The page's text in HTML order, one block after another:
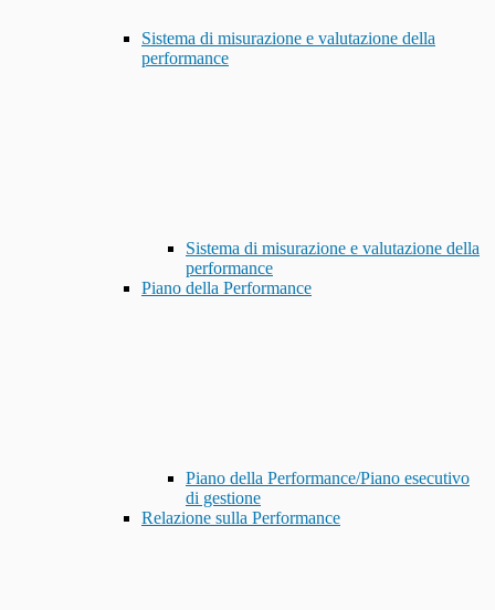
Sistema di misurazione e valutazione della
performance
Sistema di misurazione e valutazione della
performance
Piano della Performance
Piano della Performance/Piano esecutivo
di gestione
Relazione sulla Performance